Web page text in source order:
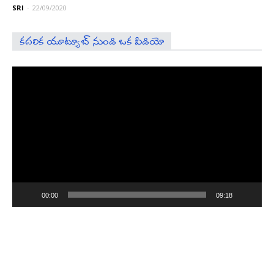
SRI - 22/09/2020
కదలిక యూట్యూబ్ నుండి ఒక వీడియో
00:00 09:18